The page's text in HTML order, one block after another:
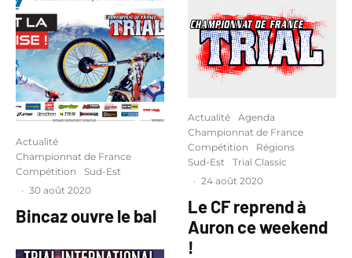
Actualité
Championnat de France
Compétition
Sud-Est
· 30 août 2020
Bincaz ouvre le bal
Actualité
Agenda
Championnat de France
Compétition
Régions
Sud-Est
Trial Classic
· 24 août 2020
Le CF reprend à
Auron ce weekend
!